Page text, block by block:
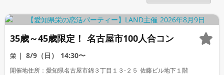
35歳～45歳限定！ 名古屋市100人合コン
栄 8/9（日） 14:30〜
開催地住所：愛知県名古屋市錦３丁目１３-２５ 佐藤ビル地下１階